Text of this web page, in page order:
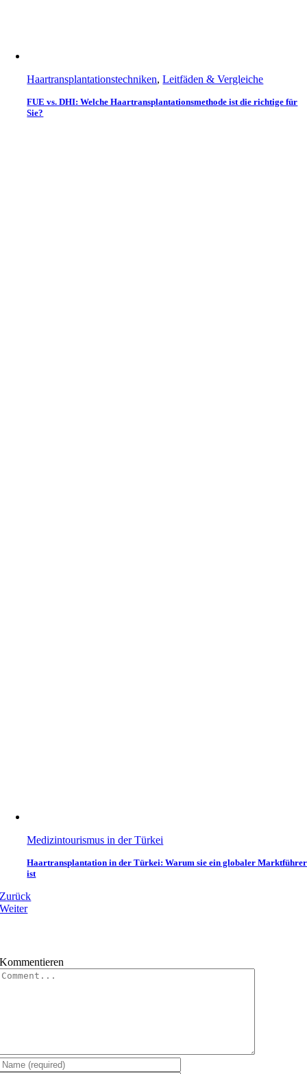
Haartransplantationstechniken,Leitfäden & Vergleiche
FUE vs. DHI: Welche Haartransplantationsmethode ist die richtige für
Sie?
Medizintourismus in der Türkei
Haartransplantation in der Türkei: Warum sie ein globaler Marktführer
ist
Zurück
Weiter
Kommentieren